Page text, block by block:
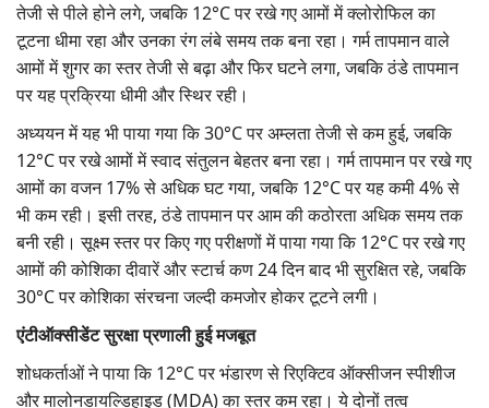
तेजी से पीले होने लगे, जबकि 12°C पर रखे गए आमों में क्लोरोफिल का
टूटना धीमा रहा और उनका रंग लंबे समय तक बना रहा। गर्म तापमान वाले
आमों में शुगर का स्तर तेजी से बढ़ा और फिर घटने लगा, जबकि ठंडे तापमान
पर यह प्रक्रिया धीमी और स्थिर रही।
अध्ययन में यह भी पाया गया कि 30°C पर अम्लता तेजी से कम हुई, जबकि
12°C पर रखे आमों में स्वाद संतुलन बेहतर बना रहा। गर्म तापमान पर रखे गए
आमों का वजन 17% से अधिक घट गया, जबकि 12°C पर यह कमी 4% से
भी कम रही। इसी तरह, ठंडे तापमान पर आम की कठोरता अधिक समय तक
बनी रही। सूक्ष्म स्तर पर किए गए परीक्षणों में पाया गया कि 12°C पर रखे गए
आमों की कोशिका दीवारें और स्टार्च कण 24 दिन बाद भी सुरक्षित रहे, जबकि
30°C पर कोशिका संरचना जल्दी कमजोर होकर टूटने लगी।
एंटीऑक्सीडेंट सुरक्षा प्रणाली हुई मजबूत
शोधकर्ताओं ने पाया कि 12°C पर भंडारण से रिएक्टिव ऑक्सीजन स्पीशीज
और मालोनडायल्डिहाइड (MDA) का स्तर कम रहा। ये दोनों तत्व